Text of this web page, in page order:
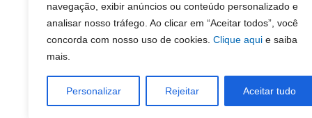
navegação, exibir anúncios ou conteúdo personalizado e
analisar nosso tráfego. Ao clicar em “Aceitar todos”, você
concorda com nosso uso de cookies. Clique aqui e saiba
mais.
Personalizar Rejeitar Aceitar tudo